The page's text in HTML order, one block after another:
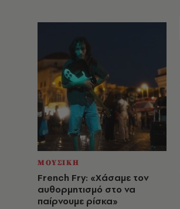
ΜΟΥΣΙΚΗ
French Fry: «Χάσαμε τον
αυθορμητισμό στο να
παίρνουμε ρίσκα»